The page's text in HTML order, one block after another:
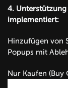
4.
implementiert:
Hinzufügen von
Popups mit
Nur Kaufen (Buy